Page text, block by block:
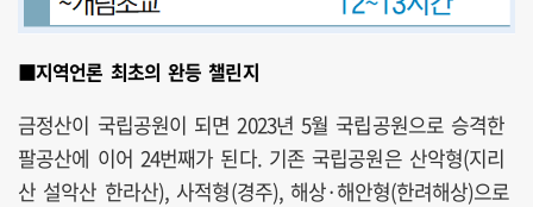
■지역언론 최초의 완등 챌린지
금정산이 국립공원이 되면 2023년 5월 국립공원으로 승격한
팔공산에 이어 24번째가 된다. 기존 국립공원은 산악형(지리
산 설악산 한라산), 사적형(경주), 해상·해안형(한려해상)으로